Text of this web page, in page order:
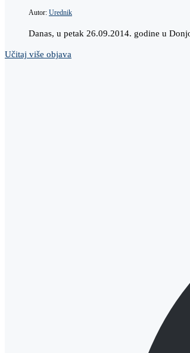
Autor: Urednik
Danas, u petak 26.09.2014. godine u
Učitaj više objava